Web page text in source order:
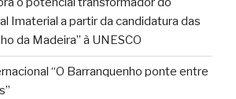
Imaterial a partir da candidatura das
da Madeira” à UNESCO
“O Barranquenho ponte entre